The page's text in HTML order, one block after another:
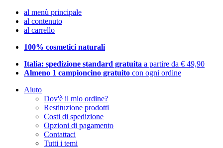
al menù principale
al contenuto
al carrello
100% cosmetici naturali
Italia: spedizione standard gratuita a partire da € 49,90
Almeno 1 campioncino gratuito con ogni ordine
Aiuto
Dov'è il mio ordine?
Restituzione prodotti
Costi di spedizione
Opzioni di pagamento
Contattaci
Tutti i temi